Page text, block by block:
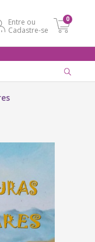
Entre ou
Cadastre-se
0